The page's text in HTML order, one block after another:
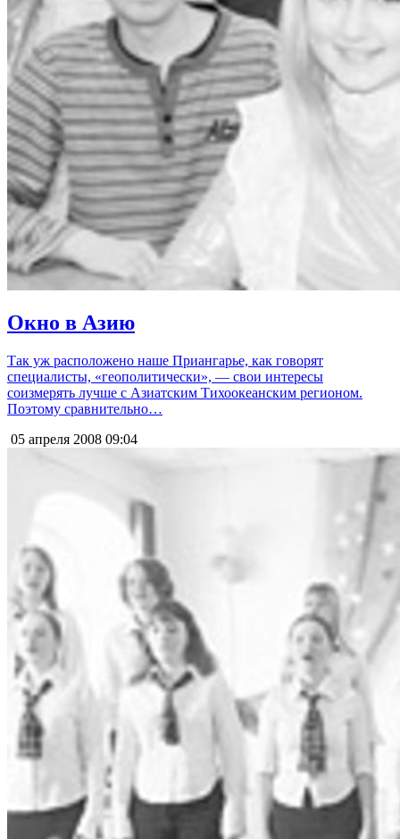
Окно в Азию
Так уж расположено наше Приангарье, как говорят
специалисты, «геополитически», — свои интересы
соизмерять лучше с Азиатским Тихоокеанским регионом.
Поэтому сравнительно…
05 апреля 2008 09:04